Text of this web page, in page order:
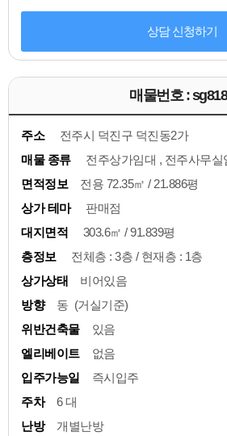
상담 신청하기
매물번호 :
주소
전주시 덕진구 덕진동2가
매물 종류
전주상가임대 , 전주사무실
면적정보
전용 72.35㎡ / 21.886평
상가 테마
판매점
대지면적
303.6㎡ / 91.839평
층정보
전체층 : 3층 / 현재층 : 1층
상가상태
비어있음
방향
동 (거실기준)
위반건축물
있음
엘리베이트
없음
입주가능일
즉시입주
주차
6 대
난방
개별난방